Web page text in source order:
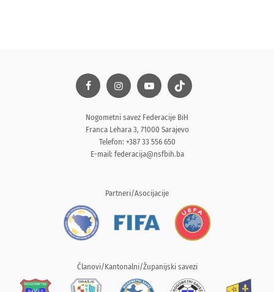
Nogometni savez Federacije BiH
Franca Lehara 3, 71000 Sarajevo
Telefon: +387 33 556 650
E-mail: federacija@nsfbih.ba
Partneri/Asocijacije
Članovi/Kantonalni/Županijski savezi